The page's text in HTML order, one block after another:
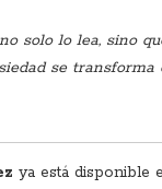
solo lo lea, sino
se
ya está disponible